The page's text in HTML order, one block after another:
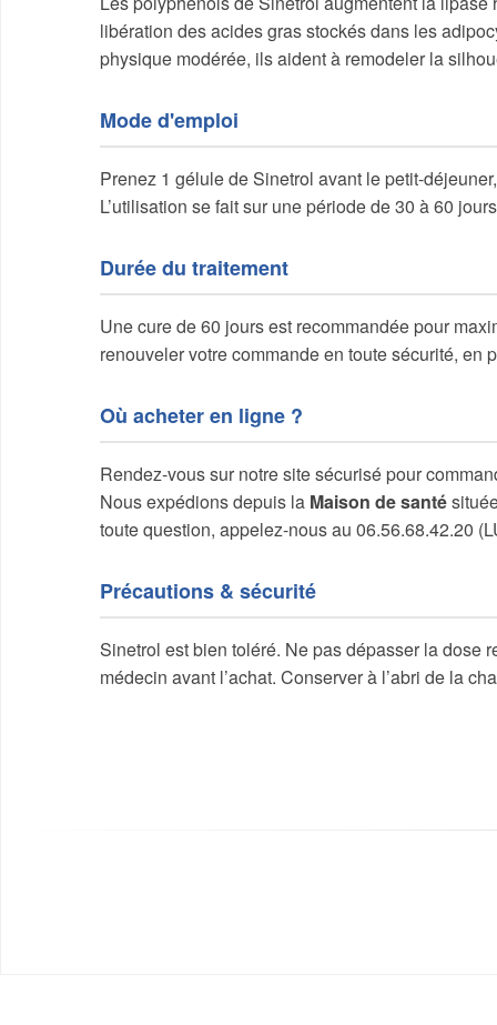
libération des acides gras stockés dans les
physique modérée, ils aident à remodeler la
Mode d'emploi
Prenez 1 gélule de Sinetrol avant le petit-
L’utilisation se fait sur une période de 30 à 60
Durée du traitement
Une cure de 60 jours est recommandée pour
renouveler votre commande en toute sécurité, en
Où acheter en ligne ?
Rendez-vous sur notre site sécurisé pour
Nous expédions depuis la Maison de santé
toute question, appelez-nous au 06.56.68.42.20
Précautions & sécurité
Sinetrol est bien toléré. Ne pas dépasser la dose
médecin avant l’achat. Conserver à l’abri de la